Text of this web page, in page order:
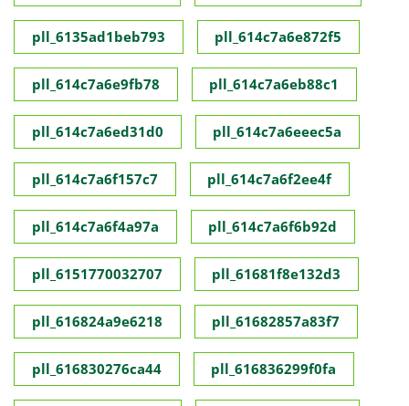
pll_6135ad1beb793 pll_614c7a6e872f5
pll_614c7a6e9fb78 pll_614c7a6eb88c1
pll_614c7a6ed31d0 pll_614c7a6eeec5a
pll_614c7a6f157c7 pll_614c7a6f2ee4f
pll_614c7a6f4a97a pll_614c7a6f6b92d
pll_6151770032707 pll_61681f8e132d3
pll_616824a9e6218 pll_61682857a83f7
pll_616830276ca44 pll_616836299f0fa